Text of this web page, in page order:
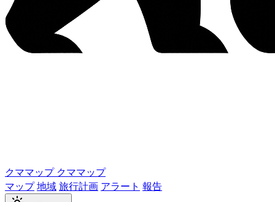
クママップ クママップ
マップ地域旅行計画 アラート 報告